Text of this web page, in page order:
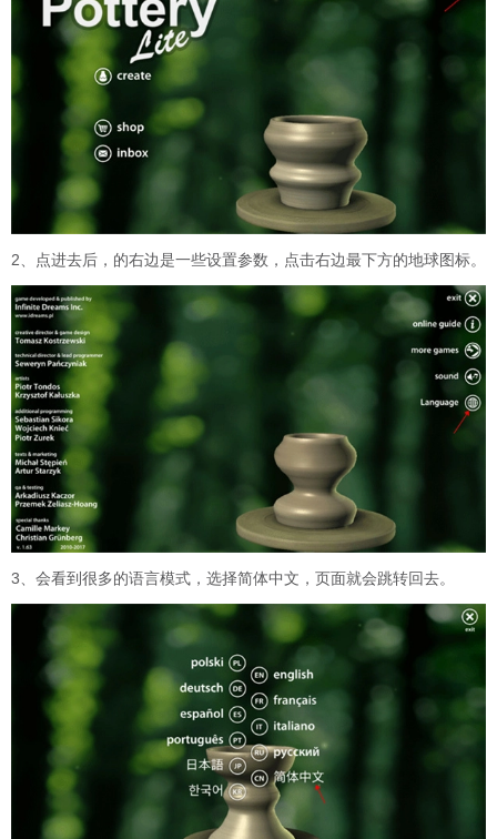
2、点进去后，的右边是一些设置参数，点击右边最下方的地球图标。
3、会看到很多的语言模式，选择简体中文，页面就会跳转回去。